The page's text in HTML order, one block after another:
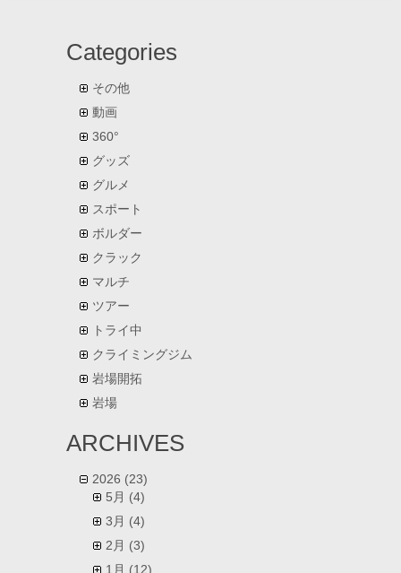
Categories
その他
動画
360°
グッズ
グルメ
スポート
ボルダー
クラック
マルチ
ツアー
トライ中
クライミングジム
岩場開拓
岩場
ARCHIVES
2026 (23)
5月 (4)
3月 (4)
2月 (3)
1月 (12)